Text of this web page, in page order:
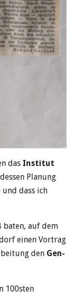
das Institut
Planung
dass ich
baten, auf dem
einen Vortrag
den Gen-
100sten